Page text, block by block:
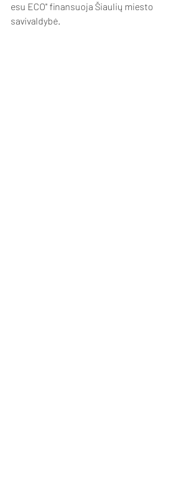
esu ECO" finansuoja Šiaulių miesto
savivaldybė.